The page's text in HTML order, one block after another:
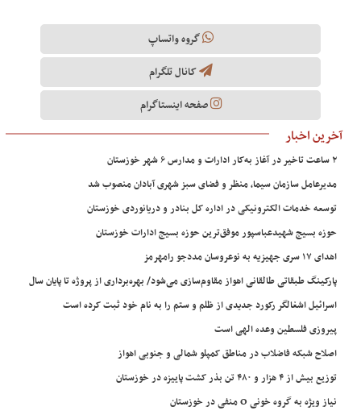
گروه واتساپ
کانال تلگرام
صفحه اینستاگرام
آخرین اخبار
۲ ساعت تاخیر در آغاز به‌کار ادارات و مدارس ۶ شهر خوزستان
مدیرعامل سازمان سیما، منظر و فضای سبز شهری آبادان منصوب شد
توسعه خدمات الکترونیکی در اداره کل بنادر و دریانوردی خوزستان
حوزه بسیج شهیدعباسپور موفق‌ترین حوزه بسیج ادارات خوزستان
اهدای ۱۷ سری جهیزیه به نوعروسان مددجو رامهرمز
پارکینگ طبقاتی طالقانی اهواز مقاوم‌سازی می‌شود/ بهره‌برداری از پروژه تا پایان سال
اسرائیل اشغالگر رکورد جدیدی از ظلم و ستم را به نام خود ثبت کرده است
پیروزی فلسطین وعده الهی است
اصلاح شبکه فاضلاب در مناطق کمپلو شمالی و جنوبی اهواز
توزیع بیش از ۴ هزار و ۴۸۰ تن بذر کشت پاییزه در خوزستان
نیاز ویژه به گروه خونی O منفی در خوزستان